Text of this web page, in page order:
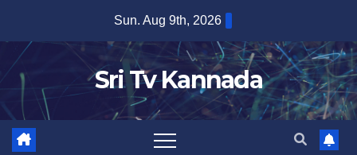
content
Sun. Aug 9th, 2026
Sri Tv Kannada